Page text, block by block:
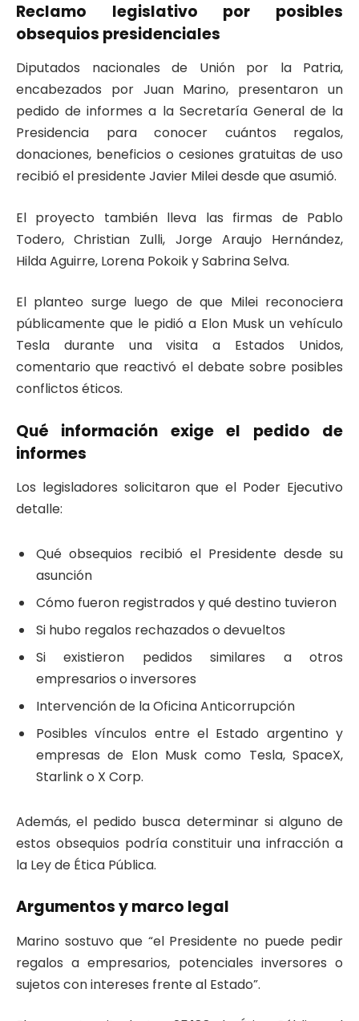
Reclamo legislativo por posibles
obsequios presidenciales
Diputados nacionales de Unión por la Patria,
encabezados por Juan Marino, presentaron un
pedido de informes a la Secretaría General de la
Presidencia para conocer cuántos regalos,
donaciones, beneficios o cesiones gratuitas de uso
recibió el presidente Javier Milei desde que asumió.
El proyecto también lleva las firmas de Pablo
Todero, Christian Zulli, Jorge Araujo Hernández,
Hilda Aguirre, Lorena Pokoik y Sabrina Selva.
El planteo surge luego de que Milei reconociera
públicamente que le pidió a Elon Musk un vehículo
Tesla durante una visita a Estados Unidos,
comentario que reactivó el debate sobre posibles
conflictos éticos.
Qué información exige el pedido de
informes
Los legisladores solicitaron que el Poder Ejecutivo
detalle:
Qué obsequios recibió el Presidente desde su
asunción
Cómo fueron registrados y qué destino tuvieron
Si hubo regalos rechazados o devueltos
Si existieron pedidos similares a otros
empresarios o inversores
Intervención de la Oficina Anticorrupción
Posibles vínculos entre el Estado argentino y
empresas de Elon Musk como Tesla, SpaceX,
Starlink o X Corp.
Además, el pedido busca determinar si alguno de
estos obsequios podría constituir una infracción a
la Ley de Ética Pública.
Argumentos y marco legal
Marino sostuvo que “el Presidente no puede pedir
regalos a empresarios, potenciales inversores o
sujetos con intereses frente al Estado”.